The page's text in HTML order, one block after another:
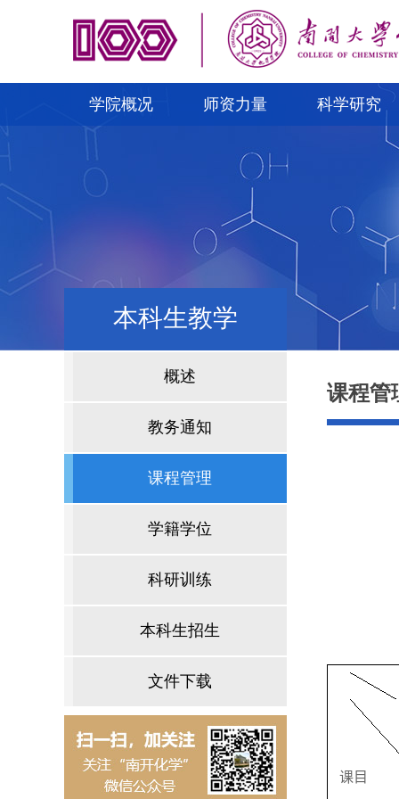
学院概况 师资力量 科学研究
本科生教学
概述
教务通知
课程管理
学籍学位
科研训练
本科生招生
文件下载
课程管
课目